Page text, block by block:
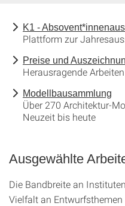
K1 -
Plattform zur
Preise und
Herausragende
Modellbausammlung
Über 270 Architektur-
Neuzeit bis heute
Ausgewählte
Die Bandbreite an
Vielfalt an